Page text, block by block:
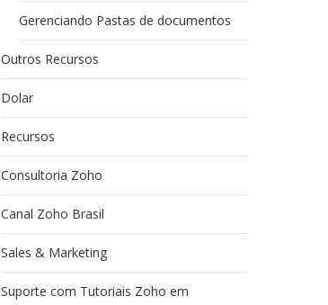
Gerenciando Pastas de documentos
Outros Recursos
Dolar
Recursos
Consultoria Zoho
Canal Zoho Brasil
Sales & Marketing
Suporte com Tutoriais Zoho em